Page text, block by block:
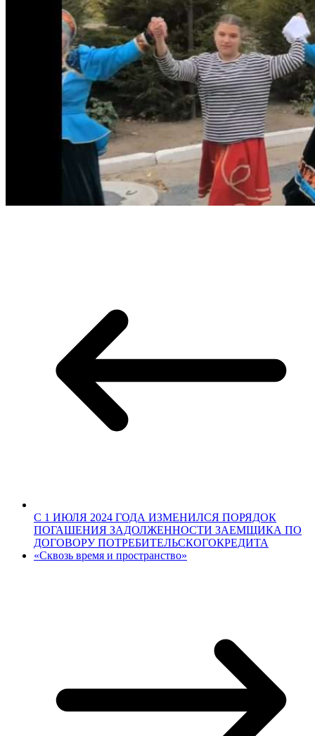
С 1 ИЮЛЯ 2024 ГОДА ИЗМЕНИЛСЯ ПОРЯДОК
ПОГАШЕНИЯ ЗАДОЛЖЕННОСТИ ЗАЕМЩИКА ПО
ДОГОВОРУ ПОТРЕБИТЕЛЬСКОГОКРЕДИТА
«Сквозь время и пространство»